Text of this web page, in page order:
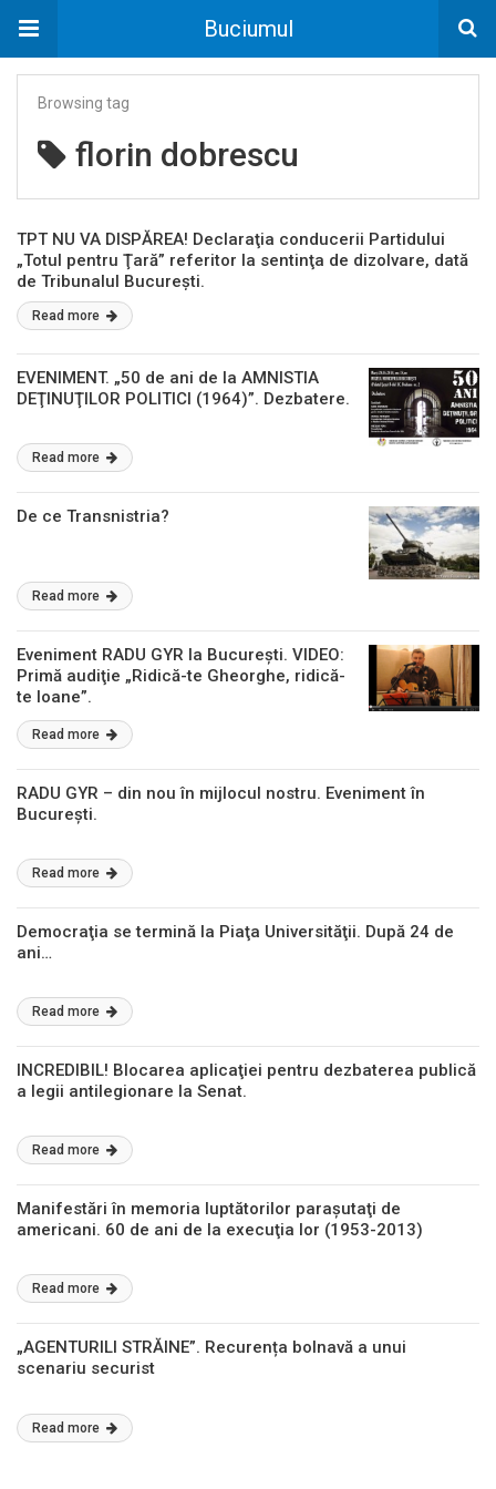
Buciumul
Browsing tag
florin dobrescu
TPT NU VA DISPĂREA! Declaraţia conducerii Partidului
„Totul pentru Ţară” referitor la sentinţa de dizolvare, dată
de Tribunalul Bucureşti.
Read more
EVENIMENT. „50 de ani de la AMNISTIA
DEŢINUŢILOR POLITICI (1964)”. Dezbatere.
Read more
De ce Transnistria?
Read more
Eveniment RADU GYR la Bucureşti. VIDEO:
Primă audiţie „Ridică-te Gheorghe, ridică-
te Ioane”.
Read more
RADU GYR – din nou în mijlocul nostru. Eveniment în
Bucureşti.
Read more
Democraţia se termină la Piaţa Universităţii. După 24 de
ani…
Read more
INCREDIBIL! Blocarea aplicaţiei pentru dezbaterea publică
a legii antilegionare la Senat.
Read more
Manifestări în memoria luptătorilor paraşutaţi de
americani. 60 de ani de la execuţia lor (1953-2013)
Read more
„AGENTURILI STRĂINE”. Recurența bolnavă a unui
scenariu securist
Read more